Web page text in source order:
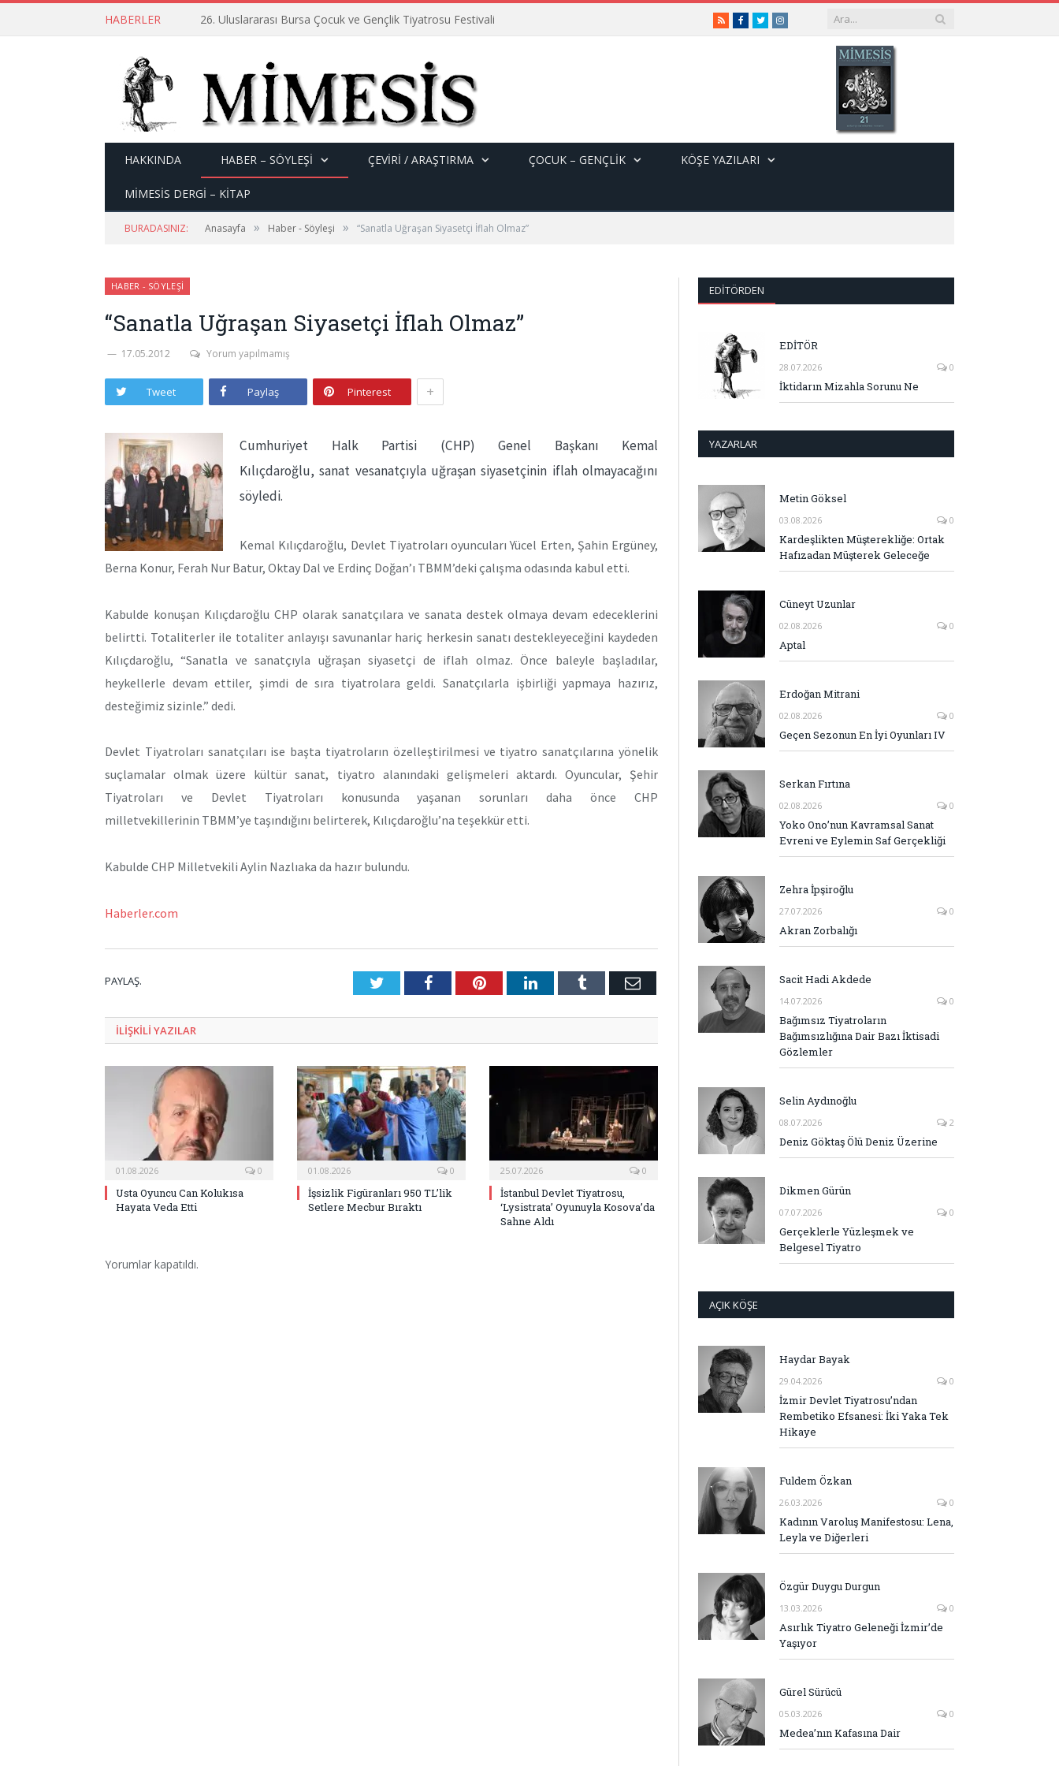
HABERLER 26. Uluslararası Bursa Çocuk ve Gençlik Tiyatrosu Festivali RSSFacebook
TwitterInstagram
HAKKINDA HABER – SÖYLEŞI ÇEVİRİ / ARAŞTIRMA ÇOCUK – GENÇLIK KÖŞE YAZILARI
MİMESİS DERGİ – KİTAP
BURADASINIZ: Anasayfa » Haber - Söyleşi » “Sanatla Uğraşan Siyasetçi İflah Olmaz”
HABER - SÖYLEŞI
“Sanatla Uğraşan Siyasetçi İflah Olmaz”
17.05.2012 Yorum yapılmamış
Tweet Paylaş Pinterest +
Cumhuriyet Halk Partisi (CHP) Genel Başkanı Kemal
Kılıçdaroğlu, sanat vesanatçıyla uğraşan siyasetçinin iflah olmayacağını
söyledi.
Kemal Kılıçdaroğlu, Devlet Tiyatroları oyuncuları Yücel Erten, Şahin Ergüney,
Berna Konur, Ferah Nur Batur, Oktay Dal ve Erdinç Doğan’ı TBMM’deki çalışma odasında kabul etti.
Kabulde konuşan Kılıçdaroğlu CHP olarak sanatçılara ve sanata destek olmaya devam edeceklerini
belirtti. Totaliterler ile totaliter anlayışı savunanlar hariç herkesin sanatı destekleyeceğini kaydeden
Kılıçdaroğlu, “Sanatla ve sanatçıyla uğraşan siyasetçi de iflah olmaz. Önce baleyle başladılar,
heykellerle devam ettiler, şimdi de sıra tiyatrolara geldi. Sanatçılarla işbirliği yapmaya hazırız,
desteğimiz sizinle.” dedi.
Devlet Tiyatroları sanatçıları ise başta tiyatroların özelleştirilmesi ve tiyatro sanatçılarına yönelik
suçlamalar olmak üzere kültür sanat, tiyatro alanındaki gelişmeleri aktardı. Oyuncular, Şehir
Tiyatroları ve Devlet Tiyatroları konusunda yaşanan sorunları daha önce CHP
milletvekillerinin TBMM’ye taşındığını belirterek, Kılıçdaroğlu’na teşekkür etti.
Kabulde CHP Milletvekili Aylin Nazlıaka da hazır bulundu.
Haberler.com
PAYLAŞ. TwitterFacebookPinterestLinkedInTumblr E-
ILIŞKILI YAZILAR
01.08.2026 0
Usta Oyuncu Can Kolukısa
Hayata Veda Etti
01.08.2026 0
İşsizlik Figüranları 950 TL’lik
Setlere Mecbur Bıraktı
25.07.2026 0
İstanbul Devlet Tiyatrosu,
‘Lysistrata’ Oyunuyla Kosova’da
Sahne Aldı
Yorumlar kapatıldı.
EDITÖRDEN
EDİTÖR
28.07.2026 0
İktidarın Mizahla Sorunu Ne
YAZARLAR
Metin Göksel
03.08.2026 0
Kardeşlikten Müşterekliğe: Ortak
Hafızadan Müşterek Geleceğe
Cüneyt Uzunlar
02.08.2026 0
Aptal
Erdoğan Mitrani
02.08.2026 0
Geçen Sezonun En İyi Oyunları IV
Serkan Fırtına
02.08.2026 0
Yoko Ono’nun Kavramsal Sanat
Evreni ve Eylemin Saf Gerçekliği
Zehra İpşiroğlu
27.07.2026 0
Akran Zorbalığı
Sacit Hadi Akdede
14.07.2026 0
Bağımsız Tiyatroların
Bağımsızlığına Dair Bazı İktisadi
Gözlemler
Selin Aydınoğlu
08.07.2026 2
Deniz Göktaş Ölü Deniz Üzerine
Dikmen Gürün
07.07.2026 0
Gerçeklerle Yüzleşmek ve
Belgesel Tiyatro
AÇIK KÖŞE
Haydar Bayak
29.04.2026 0
İzmir Devlet Tiyatrosu’ndan
Rembetiko Efsanesi: İki Yaka Tek
Hikaye
Fuldem Özkan
26.03.2026 0
Kadının Varoluş Manifestosu: Lena,
Leyla ve Diğerleri
Özgür Duygu Durgun
13.03.2026 0
Asırlık Tiyatro Geleneği İzmir’de
Yaşıyor
Gürel Sürücü
05.03.2026 0
Medea’nın Kafasına Dair